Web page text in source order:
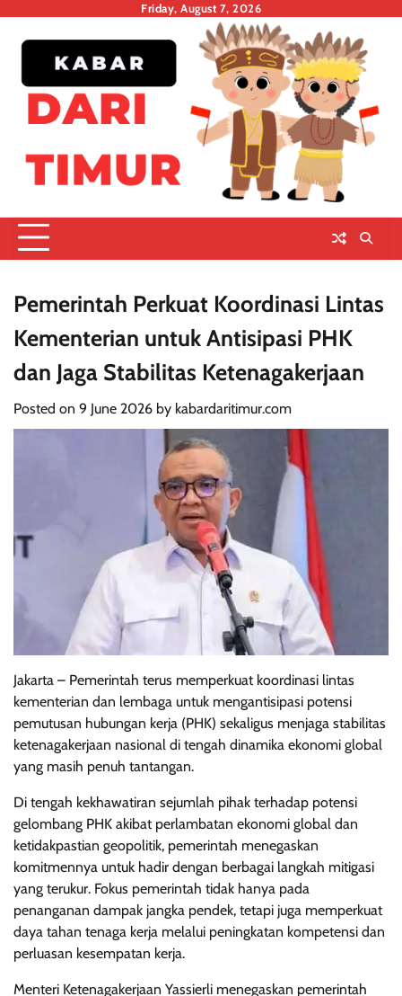
Friday, August 7, 2026
Pemerintah Perkuat Koordinasi Lintas
Kementerian untuk Antisipasi PHK
dan Jaga Stabilitas Ketenagakerjaan
Posted on 9 June 2026 by kabardaritimur.com
Jakarta – Pemerintah terus memperkuat koordinasi lintas
kementerian dan lembaga untuk mengantisipasi potensi
pemutusan hubungan kerja (PHK) sekaligus menjaga stabilitas
ketenagakerjaan nasional di tengah dinamika ekonomi global
yang masih penuh tantangan.
Di tengah kekhawatiran sejumlah pihak terhadap potensi
gelombang PHK akibat perlambatan ekonomi global dan
ketidakpastian geopolitik, pemerintah menegaskan
komitmennya untuk hadir dengan berbagai langkah mitigasi
yang terukur. Fokus pemerintah tidak hanya pada
penanganan dampak jangka pendek, tetapi juga memperkuat
daya tahan tenaga kerja melalui peningkatan kompetensi dan
perluasan kesempatan kerja.
Menteri Ketenagakerjaan Yassierli menegaskan pemerintah